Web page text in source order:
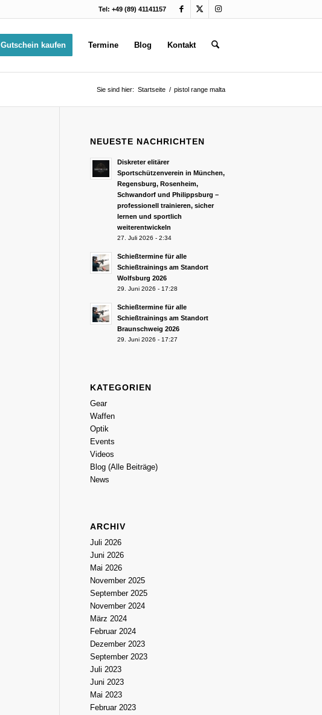
Tel: +49 (89) 41141157
Gutschein kaufen Termine Blog Kontakt
Sie sind hier: Startseite / pistol range malta
NEUESTE NACHRICHTEN
Diskreter elitärer
Sportschützenverein in München,
Regensburg, Rosenheim,
Schwandorf und Philippsburg –
professionell trainieren, sicher
lernen und sportlich
weiterentwickeln
27. Juli 2026 - 2:34
Schießtermine für alle
Schießtrainings am Standort
Wolfsburg 2026
29. Juni 2026 - 17:28
Schießtermine für alle
Schießtrainings am Standort
Braunschweig 2026
29. Juni 2026 - 17:27
KATEGORIEN
Gear
Waffen
Optik
Events
Videos
Blog (Alle Beiträge)
News
ARCHIV
Juli 2026
Juni 2026
Mai 2026
November 2025
September 2025
November 2024
März 2024
Februar 2024
Dezember 2023
September 2023
Juli 2023
Juni 2023
Mai 2023
Februar 2023